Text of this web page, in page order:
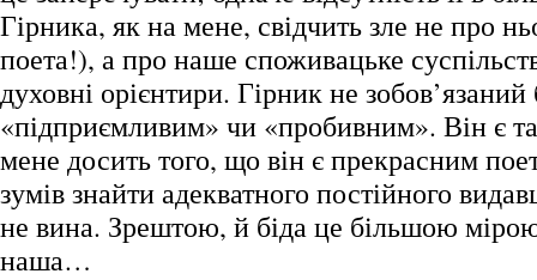
Гірника, як на мене, свідчить зле не про
поета!), а про наше споживацьке
духовні орієнтири. Гірник не зобов’язаний
«підприємливим» чи «пробивним». Він є
мене досить того, що він є прекрасним
зумів знайти адекватного постійного
не вина. Зрештою, й біда це більшою
наша…